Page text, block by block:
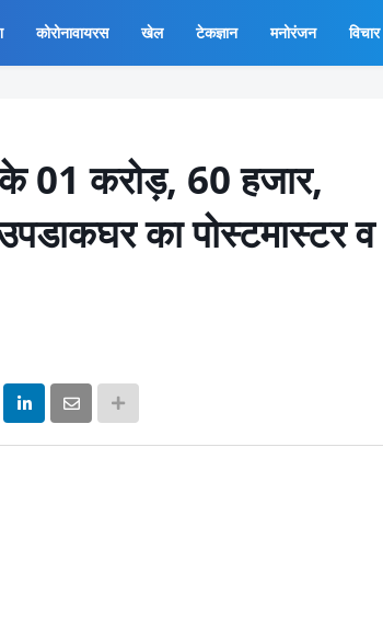
कोरोनावायरस खेल टेकज्ञान मनोरंजन विचार
01 करोड़, 60 हजार,
का पोस्टमास्टर व